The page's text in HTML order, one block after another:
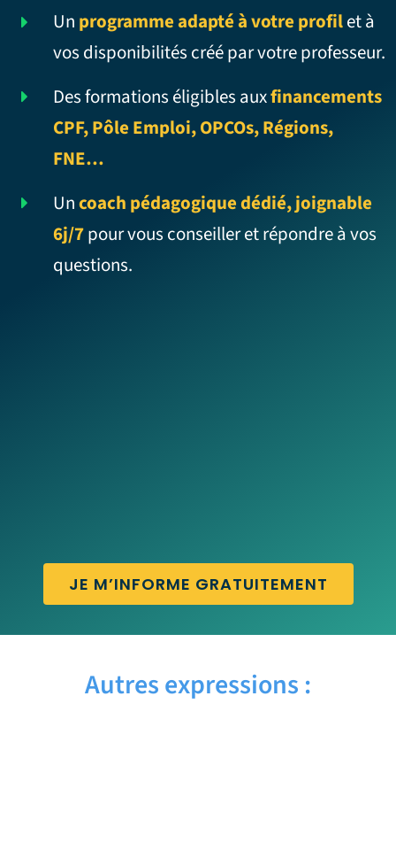
Un programme adapté à votre profilet à
vos disponibilités créé par votre professeur.
Des formations éligibles auxfinancements
CPF, Pôle Emploi, OPCOs, Régions,
FNE…
Uncoach pédagogique dédié, joignable
6j/7pour vous conseiller et répondre à vos
questions.
JE M’INFORME GRATUITEMENT
Autres expressions :